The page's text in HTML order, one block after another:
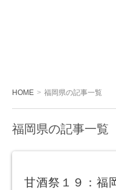
HOME 福岡県の記事一覧
福岡県の記事一覧
甘酒祭１９：福